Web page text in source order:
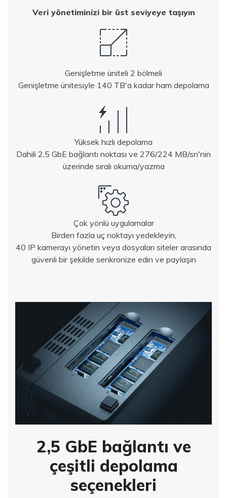
Veri yönetiminizi bir üst seviyeye taşıyın
Genişletme üniteli 2 bölmeli
Genişletme ünitesiyle 140 TB'a kadar ham depolama
Yüksek hızlı depolama
Dahili 2,5 GbE bağlantı noktası ve 276/224 MB/sn'nin
üzerinde sıralı okuma/yazma
Çok yönlü uygulamalar
Birden fazla uç noktayı yedekleyin,
40 IP kamerayı yönetin veya dosyaları siteler arasında
güvenli bir şekilde senkronize edin ve paylaşın
2,5 GbE bağlantı ve
çeşitli depolama
seçenekleri